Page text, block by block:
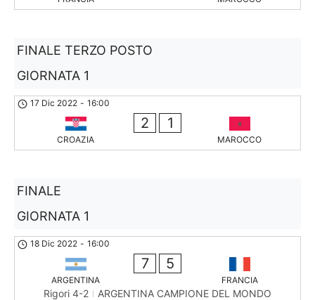
FINALE TERZO POSTO
GIORNATA 1
17 Dic 2022 - 16:00
CROAZIA
2 1
MAROCCO
FINALE
GIORNATA 1
18 Dic 2022 - 16:00
ARGENTINA
7 5
FRANCIA
Rigori 4-2 ARGENTINA CAMPIONE DEL MONDO